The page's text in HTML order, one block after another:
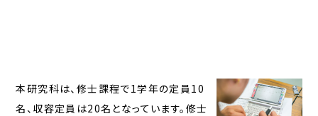
本研究科は、修士課程で1学年の定員10
名、収容定員は20名となっています。修士